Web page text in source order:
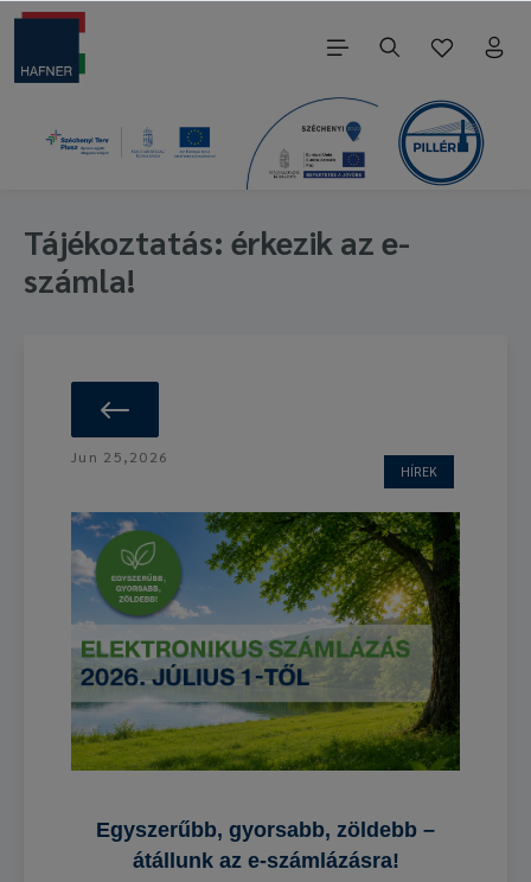
Tájékoztatás: érkezik az e-
számla!
HÍREK
Jun 25,2026
Egyszerűbb, gyorsabb, zöldebb –
átállunk az e-számlázásra!